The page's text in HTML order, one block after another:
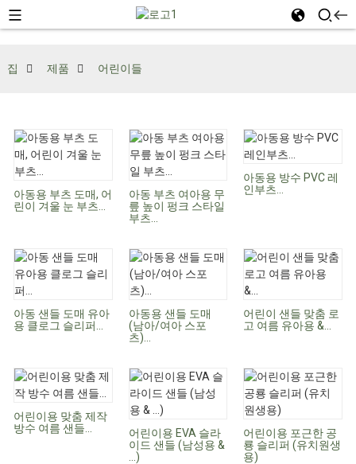
집 제품 어린이들
아동용 부츠 도매, 어
린이 겨울 눈 부츠...
아동 부츠 여아용 무
릎 높이 펑크 스타일
부츠...
아동용 방수 PVC 레
인부츠...
아동 샌들 도매 유아
용 클로그 슬리퍼...
아동용 샌들 도매
(남아/여아 스포
츠)...
어린이 샌들 맞춤 로
고 여름 유아용 &...
어린이용 맞춤 제작
방수 여름 샌들...
어린이용 EVA 슬라
이드 샌들 (남성용 &
...)
어린이용 포근한 공
룡 슬리퍼 (유치원생
용)